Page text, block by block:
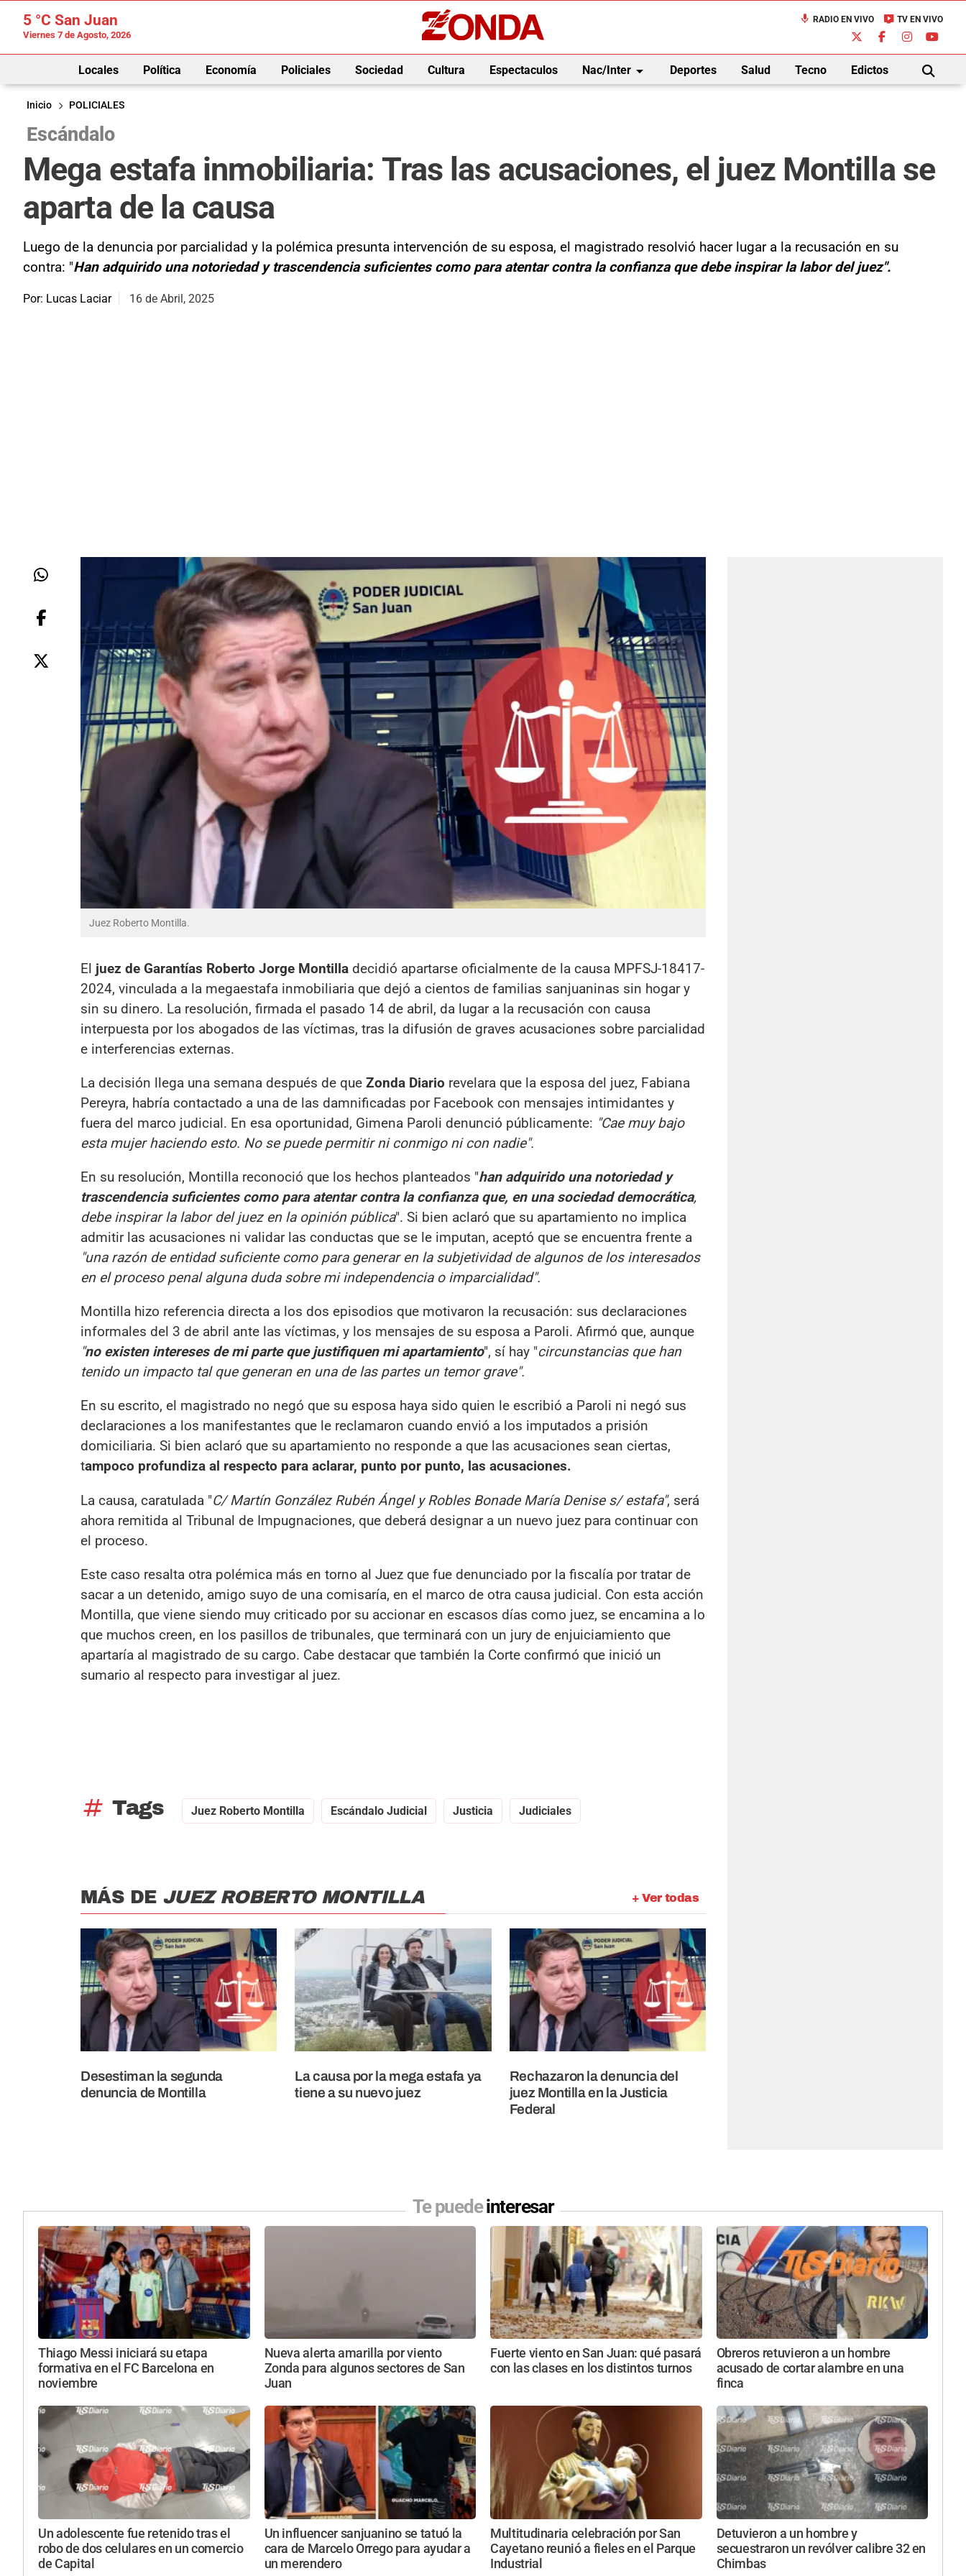
5 °C San Juan
Viernes 7 de Agosto, 2026
mic RADIO EN VIVO live_tv TV EN VIVO
Locales Política Economía Policiales Sociedad Cultura Espectaculos Nac/Interarrow_drop_down Deportes Salud Tecno Edictos
BUSCAR
Inicio
POLICIALES
Escándalo
Mega estafa inmobiliaria: Tras las acusaciones, el juez Montilla se
aparta de la causa
Luego de la denuncia por parcialidad y la polémica presunta intervención de su esposa, el magistrado resolvió hacer lugar a la recusación en su
contra: "Han adquirido una notoriedad y trascendencia suficientes como para atentar contra la confianza que debe inspirar la labor del juez".
Por: Lucas Laciar 16 de Abril, 2025
Juez Roberto Montilla.
El juez de Garantías Roberto Jorge Montilla decidió apartarse oficialmente de la causa MPFSJ-18417-
2024, vinculada a la megaestafa inmobiliaria que dejó a cientos de familias sanjuaninas sin hogar y
sin su dinero. La resolución, firmada el pasado 14 de abril, da lugar a la recusación con causa
interpuesta por los abogados de las víctimas, tras la difusión de graves acusaciones sobre parcialidad
e interferencias externas.
La decisión llega una semana después de que Zonda Diario revelara que la esposa del juez, Fabiana
Pereyra, habría contactado a una de las damnificadas por Facebook con mensajes intimidantes y
fuera del marco judicial. En esa oportunidad, Gimena Paroli denunció públicamente: "Cae muy bajo
esta mujer haciendo esto. No se puede permitir ni conmigo ni con nadie".
En su resolución, Montilla reconoció que los hechos planteados "han adquirido una notoriedad y
trascendencia suficientes como para atentar contra la confianza que, en una sociedad democrática,
debe inspirar la labor del juez en la opinión pública". Si bien aclaró que su apartamiento no implica
admitir las acusaciones ni validar las conductas que se le imputan, aceptó que se encuentra frente a
"una razón de entidad suficiente como para generar en la subjetividad de algunos de los interesados
en el proceso penal alguna duda sobre mi independencia o imparcialidad".
Montilla hizo referencia directa a los dos episodios que motivaron la recusación: sus declaraciones
informales del 3 de abril ante las víctimas, y los mensajes de su esposa a Paroli. Afirmó que, aunque
"no existen intereses de mi parte que justifiquen mi apartamiento", sí hay "circunstancias que han
tenido un impacto tal que generan en una de las partes un temor grave".
En su escrito, el magistrado no negó que su esposa haya sido quien le escribió a Paroli ni negó sus
declaraciones a los manifestantes que le reclamaron cuando envió a los imputados a prisión
domiciliaria. Si bien aclaró que su apartamiento no responde a que las acusaciones sean ciertas,
tampoco profundiza al respecto para aclarar, punto por punto, las acusaciones.
La causa, caratulada "C/ Martín González Rubén Ángel y Robles Bonade María Denise s/ estafa", será
ahora remitida al Tribunal de Impugnaciones, que deberá designar a un nuevo juez para continuar con
el proceso.
Este caso resalta otra polémica más en torno al Juez que fue denunciado por la fiscalía por tratar de
sacar a un detenido, amigo suyo de una comisaría, en el marco de otra causa judicial. Con esta acción
Montilla, que viene siendo muy criticado por su accionar en escasos días como juez, se encamina a lo
que muchos creen, en los pasillos de tribunales, que terminará con un jury de enjuiciamiento que
apartaría al magistrado de su cargo. Cabe destacar que también la Corte confirmó que inició un
sumario al respecto para investigar al juez.
tag Tags Juez Roberto Montilla Escándalo Judicial Justicia Judiciales
+ Ver todas
MÁS DE JUEZ ROBERTO MONTILLA
Desestiman la segunda
denuncia de Montilla
La causa por la mega estafa ya
tiene a su nuevo juez
Rechazaron la denuncia del
juez Montilla en la Justicia
Federal
Te puedeinteresar
Thiago Messi iniciará su etapa
formativa en el FC Barcelona en
noviembre
Nueva alerta amarilla por viento
Zonda para algunos sectores de San
Juan
Fuerte viento en San Juan: qué pasará
con las clases en los distintos turnos
Obreros retuvieron a un hombre
acusado de cortar alambre en una
finca
Un adolescente fue retenido tras el
robo de dos celulares en un comercio
de Capital
Un influencer sanjuanino se tatuó la
cara de Marcelo Orrego para ayudar a
un merendero
Multitudinaria celebración por San
Cayetano reunió a fieles en el Parque
Industrial
Detuvieron a un hombre y
secuestraron un revólver calibre 32 en
Chimbas